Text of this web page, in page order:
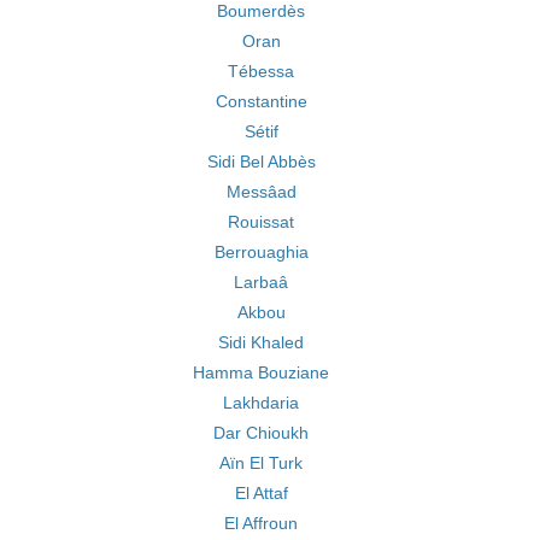
Boumerdès
Oran
Tébessa
Constantine
Sétif
Sidi Bel Abbès
Messâad
Rouissat
Berrouaghia
Larbaâ
Akbou
Sidi Khaled
Hamma Bouziane
Lakhdaria
Dar Chioukh
Aïn El Turk
El Attaf
El Affroun